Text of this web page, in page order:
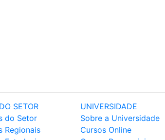
SETOR
do Setor
Regionais
UNIVERSIDADE
Sobre a Universidade
Cursos Online